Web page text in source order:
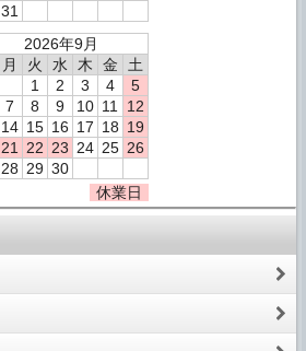
31
2026年9月
月 火 水 木 金
土
1
2 3 4
5
7 8 9 10 11
12
14 15 16 17 18 19
21 22 23 24 25 26
28 29 30
休業日